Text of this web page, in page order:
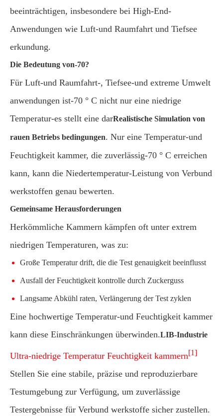
beeinträchtigen, insbesondere bei High-End-
Anwendungen wie Luft-und Raumfahrt und Tiefsee
erkundung.
Die Bedeutung von-70?
Für Luft-und Raumfahrt-, Tiefsee-und extreme Umwelt
anwendungen ist-70 ° C nicht nur eine niedrige
Temperatur-es stellt eine darRealistische Simulation von
rauen Betriebs bedingungen. Nur eine Temperatur-und
Feuchtigkeit kammer, die zuverlässig-70 ° C erreichen
kann, kann die Niedertemperatur-Leistung von Verbund
werkstoffen genau bewerten.
Gemeinsame Herausforderungen
Herkömmliche Kammern kämpfen oft unter extrem
niedrigen Temperaturen, was zu:
Große Temperatur drift, die die Test genauigkeit beeinflusst
Ausfall der Feuchtigkeit kontrolle durch Zuckerguss
Langsame Abkühl raten, Verlängerung der Test zyklen
Eine hochwertige Temperatur-und Feuchtigkeit kammer
kann diese Einschränkungen überwinden.LIB-Industrie
Ultra-niedrige Temperatur Feuchtigkeit kammern[1]
Stellen Sie eine stabile, präzise und reproduzierbare
Testumgebung zur Verfügung, um zuverlässige
Testergebnisse für Verbund werkstoffe sicher zustellen.